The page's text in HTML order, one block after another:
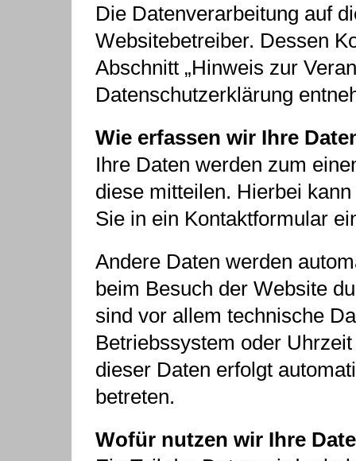
Die Datenverarbeitung auf
Websitebetreiber. Dessen
Abschnitt „Hinweis zur
Datenschutzerklärung
Wie erfassen wir Ihre
Ihre Daten werden zum
diese mitteilen. Hierbei
Sie in ein Kontaktformular
Andere Daten werden
beim Besuch der Website
sind vor allem technische
Betriebssystem oder
dieser Daten erfolgt
betreten.
Wofür nutzen wir Ihre